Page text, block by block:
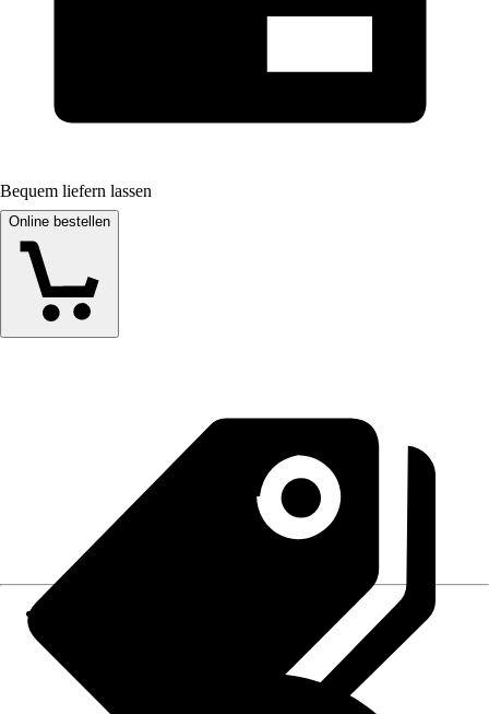
Bequem liefern lassen
Online bestellen